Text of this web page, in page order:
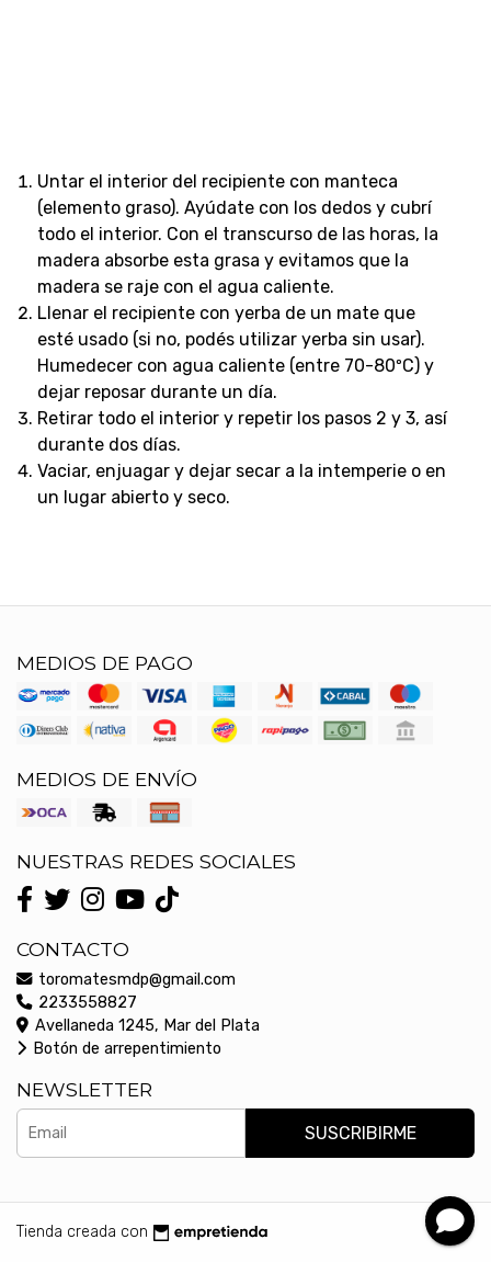
Untar el interior del recipiente con manteca
(elemento graso). Ayúdate con los dedos y cubrí
todo el interior. Con el transcurso de las horas, la
madera absorbe esta grasa y evitamos que la
madera se raje con el agua caliente.
Llenar el recipiente con yerba de un mate que
esté usado (si no, podés utilizar yerba sin usar).
Humedecer con agua caliente (entre 70-80ºC) y
dejar reposar durante un día.
Retirar todo el interior y repetir los pasos 2 y 3, así
durante dos días.
Vaciar, enjuagar y dejar secar a la intemperie o en
un lugar abierto y seco.
MEDIOS DE PAGO
MEDIOS DE ENVÍO
NUESTRAS REDES SOCIALES
CONTACTO
toromatesmdp@gmail.com
2233558827
Avellaneda 1245, Mar del Plata
Botón de arrepentimiento
NEWSLETTER
SUSCRIBIRME
Tienda creada con